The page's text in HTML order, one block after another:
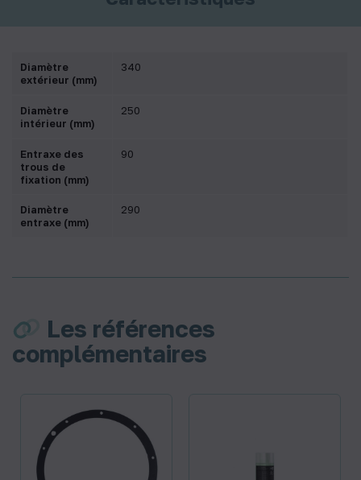
Diamètre
extérieur (mm)
340
Diamètre
intérieur (mm)
250
Entraxe des
trous de
fixation (mm)
90
Diamètre
entraxe (mm)
290
Les références
complémentaires